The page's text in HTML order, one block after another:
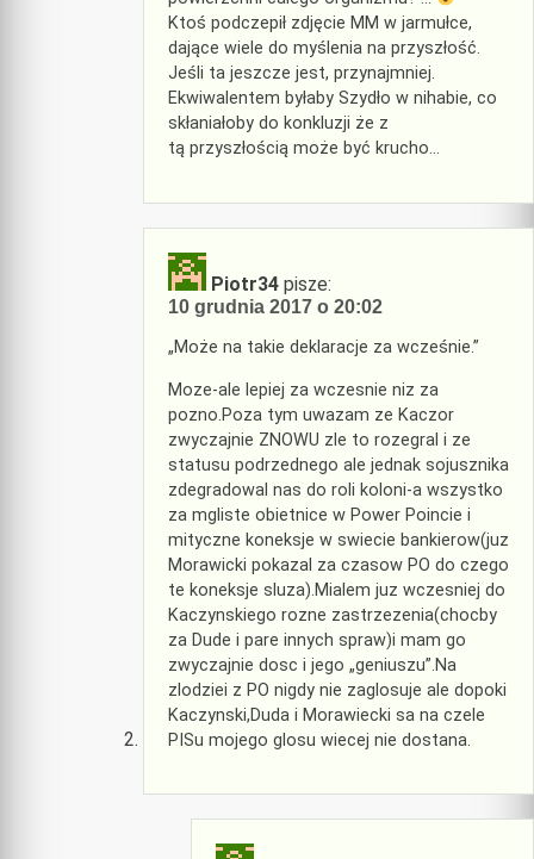
Ktoś podczepił zdjęcie MM w jarmułce,
dające wiele do myślenia na przyszłość.
Jeśli ta jeszcze jest, przynajmniej.
Ekwiwalentem byłaby Szydło w nihabie, co
skłaniałoby do konkluzji że z
tą przyszłością może być krucho…
Piotr34 pisze:
10 grudnia 2017 o 20:02
„Może na takie deklaracje za wcześnie.”
Moze-ale lepiej za wczesnie niz za
pozno.Poza tym uwazam ze Kaczor
zwyczajnie ZNOWU zle to rozegral i ze
statusu podrzednego ale jednak sojusznika
zdegradowal nas do roli koloni-a wszystko
za mgliste obietnice w Power Poincie i
mityczne koneksje w swiecie bankierow(juz
Morawicki pokazal za czasow PO do czego
te koneksje sluza).Mialem juz wczesniej do
Kaczynskiego rozne zastrzezenia(chocby
za Dude i pare innych spraw)i mam go
zwyczajnie dosc i jego „geniuszu”.Na
zlodziei z PO nigdy nie zaglosuje ale dopoki
Kaczynski,Duda i Morawiecki sa na czele
PISu mojego glosu wiecej nie dostana.